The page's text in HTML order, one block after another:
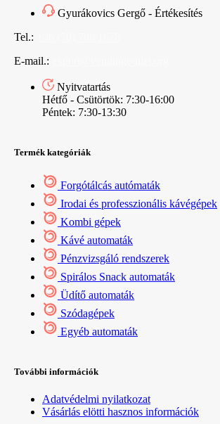
Gyurákovics Gergő - Értékesítés
Tel.:
E-mail.:
Nyitvatartás
Hétfő - Csütörtök: 7:30-16:00
Péntek: 7:30-13:30
Termék kategóriák
Forgótálcás autómaták
Irodai és professzionális kávégépek
Kombi gépek
Kávé automaták
Pénzvizsgáló rendszerek
Spirálos Snack automaták
Üdítő automaták
Szódagépek
Egyéb automaták
További információk
Adatvédelmi nyilatkozat
Vásárlás elötti hasznos információk